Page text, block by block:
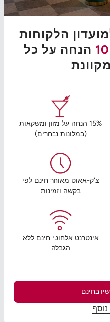
הלקוחות
הנחה על כל
15% הנחה על מזון ומשקאות
(במלונות נבחרים)
צ'ק-אאוט מאוחר חינם לפי
בקשה וזמינות
אינטרנט אלחוטי חינם ללא
הגבלה
בחינם